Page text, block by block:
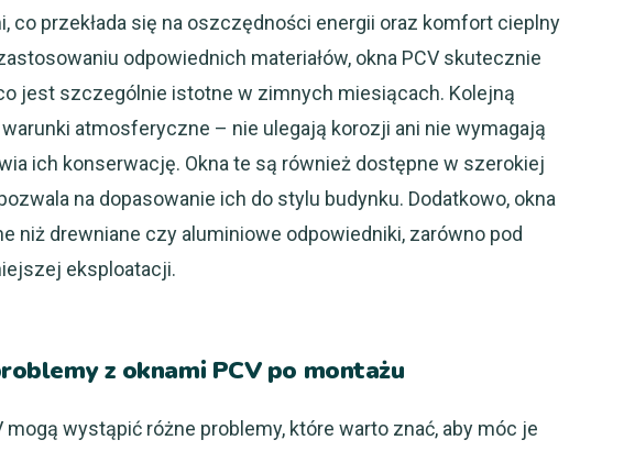
co przekłada się na oszczędności energii oraz komfort cieplny
odpowiednich materiałów, okna PCV skutecznie
jest szczególnie istotne w zimnych miesiącach. Kolejną
atmosferyczne – nie ulegają korozji ani nie wymagają
ich konserwację. Okna te są również dostępne w szerokiej
na dopasowanie ich do stylu budynku. Dodatkowo, okna
niż drewniane czy aluminiowe odpowiedniki, zarówno pod
eksploatacji.
z oknami PCV po montażu
mogą wystąpić różne problemy, które warto znać, aby móc je